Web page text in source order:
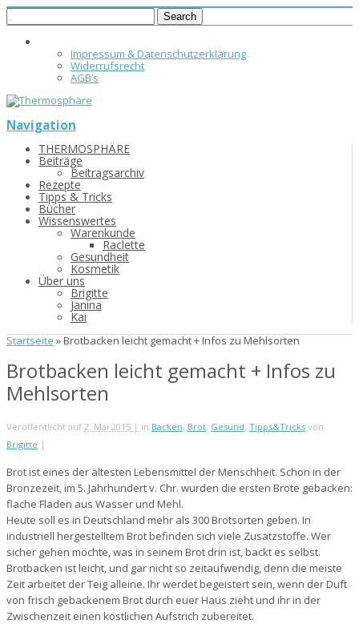
Impressum & Datenschutzerklärung
Widerrufsrecht
AGB’s
Navigation
THERMOSPHÄRE
Beiträge
Beitragsarchiv
Rezepte
Tipps & Tricks
Bücher
Wissenswertes
Warenkunde
Raclette
Gesundheit
Kosmetik
Über uns
Brigitte
Janina
Kai
Startseite »Brotbacken leicht gemacht + Infos zu Mehlsorten
Brotbacken leicht gemacht + Infos zu
Mehlsorten
Veröffentlicht auf 2. Mai 2015 | in Backen, Brot, Gesund, Tipps&Tricks von
Brigitte |
Brot ist eines der ältesten Lebensmittel der Menschheit. Schon in der
Bronzezeit, im 5. Jahrhundert v. Chr. wurden die ersten Brote gebacken:
flache Fladen aus Wasser und Mehl.
Heute soll es in Deutschland mehr als 300 Brotsorten geben. In
industriell hergestelltem Brot befinden sich viele Zusatzstoffe. Wer
sicher gehen möchte, was in seinem Brot drin ist, backt es selbst.
Brotbacken ist leicht, und gar nicht so zeitaufwendig, denn die meiste
Zeit arbeitet der Teig alleine. Ihr werdet begeistert sein, wenn der Duft
von frisch gebackenem Brot durch euer Haus zieht und ihr in der
Zwischenzeit einen köstlichen Aufstrich zubereitet.